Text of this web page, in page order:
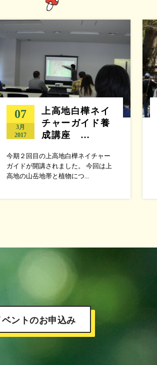
07
3月
2017
上高地白樺ネイ
チャーガイド養
成講座 …
今期２回目の上高地白樺ネイチャー
ガイドが開講されました。 今回は上
高地の山岳地帯と植物につ...
ベントのお申込み